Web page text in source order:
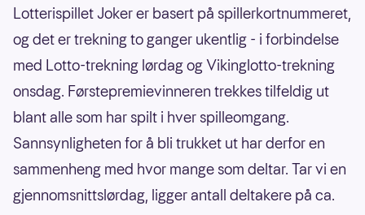
Lotterispillet Joker er basert på spillerkortnummeret,
og det er trekning to ganger ukentlig - i forbindelse
med Lotto-trekning lørdag og Vikinglotto-trekning
onsdag. Førstepremievinneren trekkes tilfeldig ut
blant alle som har spilt i hver spilleomgang.
Sannsynligheten for å bli trukket ut har derfor en
sammenheng med hvor mange som deltar. Tar vi en
gjennomsnittslørdag, ligger antall deltakere på ca.